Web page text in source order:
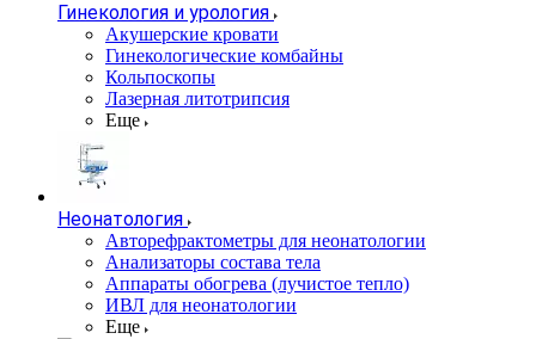
Гинекология и урология
Акушерские кровати
Гинекологические комбайны
Кольпоскопы
Лазерная литотрипсия
Еще
Неонатология
Авторефрактометры для неонатологии
Анализаторы состава тела
Аппараты обогрева (лучистое тепло)
ИВЛ для неонатологии
Еще